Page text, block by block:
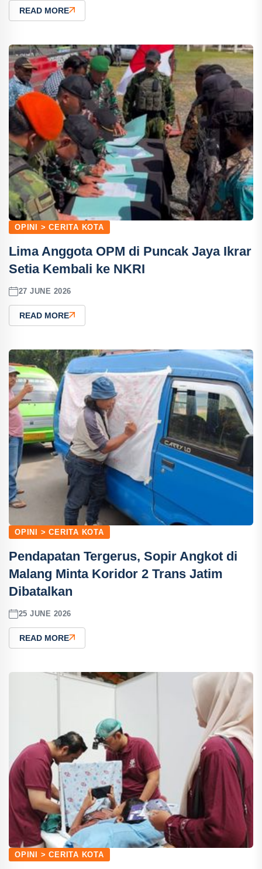
READ MORE
OPINI > CERITA KOTA
Lima Anggota OPM di Puncak Jaya Ikrar
Setia Kembali ke NKRI
27 JUNE 2026
READ MORE
OPINI > CERITA KOTA
Pendapatan Tergerus, Sopir Angkot di
Malang Minta Koridor 2 Trans Jatim
Dibatalkan
25 JUNE 2026
READ MORE
OPINI > CERITA KOTA